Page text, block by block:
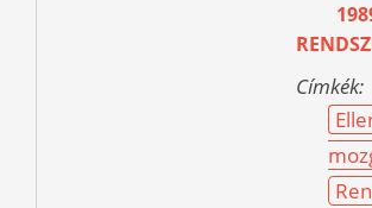
Címkék: